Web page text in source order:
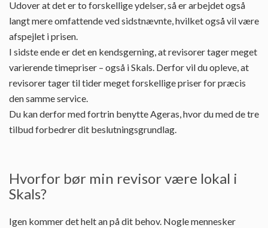
Udover at det er to forskellige ydelser, så er arbejdet også
langt mere omfattende ved sidstnævnte, hvilket også vil være
afspejlet i prisen.
I sidste ende er det en kendsgerning, at revisorer tager meget
varierende timepriser – også i Skals. Derfor vil du opleve, at
revisorer tager til tider meget forskellige priser for præcis
den samme service.
Du kan derfor med fortrin benytte Ageras, hvor du med de tre
tilbud forbedrer dit beslutningsgrundlag.
Hvorfor bør min revisor være lokal i
Skals?
Igen kommer det helt an på dit behov. Nogle mennesker